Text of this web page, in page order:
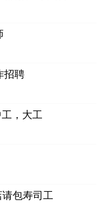
招聘
，大工
请包寿司工